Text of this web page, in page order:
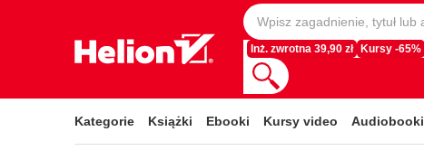
Inż. zwrotna 39,90 zł Kursy -65%
Kategorie Książki Ebooki Kursy video Audiobooki